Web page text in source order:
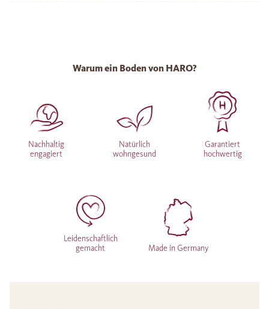
Warum ein Boden von HARO?
Nachhaltig
engagiert
Natürlich
wohngesund
Garantiert
hochwertig
Leidenschaftlich
gemacht
Made in Germany